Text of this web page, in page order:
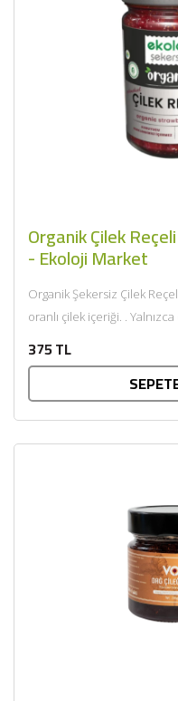
Organik Çilek
- Ekoloji Market
Organik Şekersiz Çilek
oranlı çilek içeriği. .
375 TL